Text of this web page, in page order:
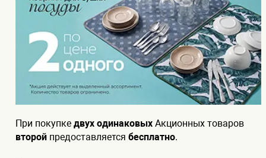
При покупке двух одинаковых Акционных товаров
второй предоставляется бесплатно.